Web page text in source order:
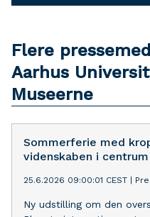
Flere
Aarhus
Museerne
Sommerferie med
videnskaben i centrum
25.6.2026 09:00:01 CEST
Ny udstilling om den